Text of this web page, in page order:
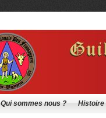
Qui sommes nous ? Histoire